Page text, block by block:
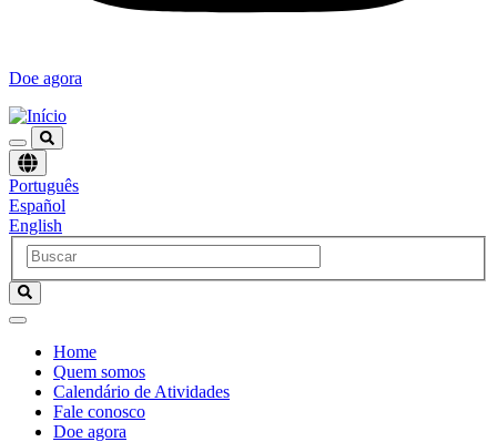
Doe agora
Escolha
um
idioma
Português
Español
English
Navegación
principal
Home
Quem somos
Calendário de Atividades
Fale conosco
Doe agora